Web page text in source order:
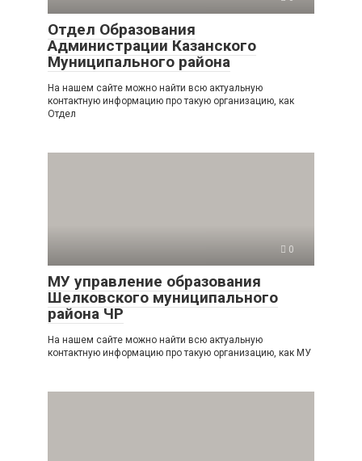
Отдел Образования
Администрации Казанского
Муниципального района
На нашем сайте можно найти всю актуальную
контактную информацию про такую организацию, как
Отдел
0
МУ управление образования
Шелковского муниципального
района ЧР
На нашем сайте можно найти всю актуальную
контактную информацию про такую организацию, как МУ